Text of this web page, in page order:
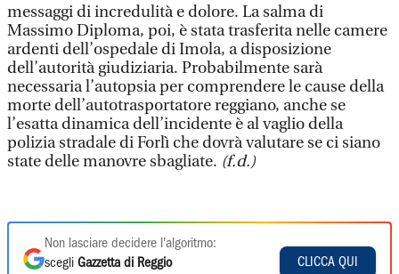
messaggi di incredulità e dolore. La salma di
Massimo Diploma, poi, è stata trasferita nelle camere
ardenti dell’ospedale di Imola, a disposizione
dell’autorità giudiziaria. Probabilmente sarà
necessaria l’autopsia per comprendere le cause della
morte dell’autotrasportatore reggiano, anche se
l’esatta dinamica dell’incidente è al vaglio della
polizia stradale di Forlì che dovrà valutare se ci siano
state delle manovre sbagliate. (f.d.)
Non lasciare decidere l'algoritmo:
scegli Gazzetta di Reggio
CLICCA QUI